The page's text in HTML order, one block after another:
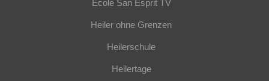
École San Esprit TV
Heiler ohne Grenzen
Heilerschule
Heilertage